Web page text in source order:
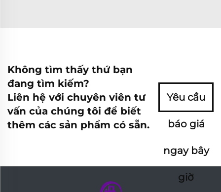
Không tìm thấy thứ bạn
đang tìm kiếm?
Liên hệ với chuyên viên tư
vấn của chúng tôi để biết
thêm các sản phẩm có sẵn.
Yêu cầu
báo giá
ngay bây
giờ